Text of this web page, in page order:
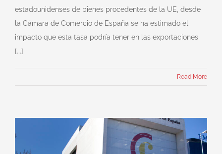
estadounidenses de bienes procedentes de la UE, desde
la Cámara de Comercio de España se ha estimado el
impacto que esta tasa podría tener en las exportaciones
[...]
Read More